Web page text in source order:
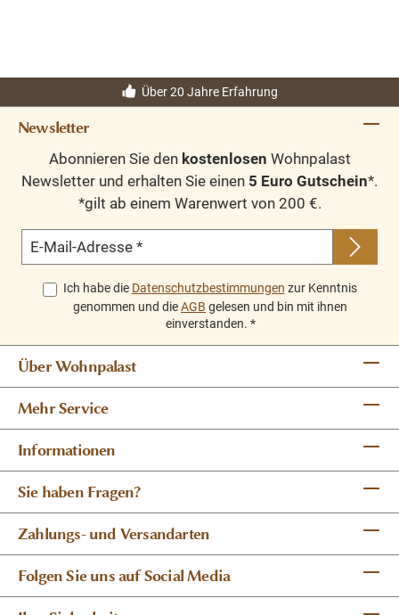
Über 20 Jahre Erfahrung
Newsletter
Abonnieren Sie den kostenlosen Wohnpalast
Newsletter und erhalten Sie einen 5 Euro Gutschein*.
*gilt ab einem Warenwert von 200 €.
E-Mail-Adresse *
Ich habe die Datenschutzbestimmungen zur Kenntnis
genommen und dieAGB gelesen und bin mit ihnen
einverstanden. *
Über Wohnpalast
Mehr Service
Informationen
Sie haben Fragen?
Zahlungs- und Versandarten
Folgen Sie uns auf Social Media